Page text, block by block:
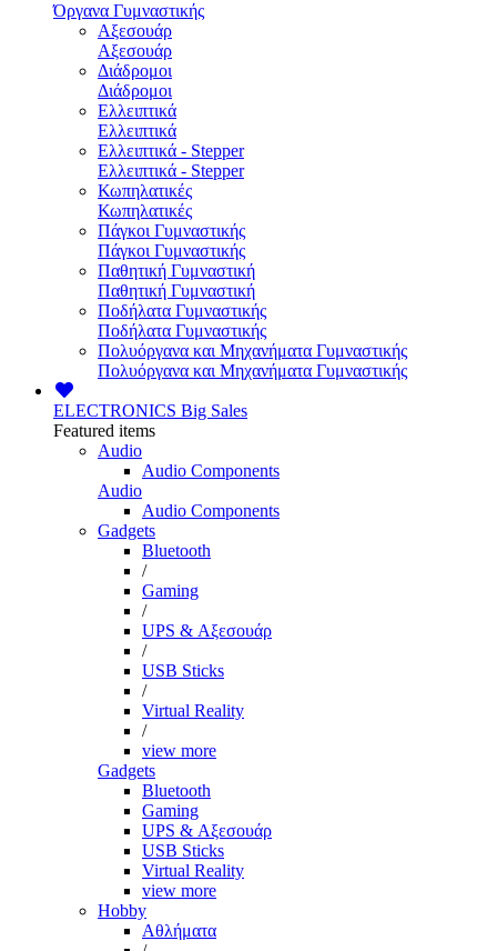
Όργανα Γυμναστικής
Αξεσουάρ
Αξεσουάρ
Διάδρομοι
Διάδρομοι
Ελλειπτικά
Ελλειπτικά
Ελλειπτικά - Stepper
Ελλειπτικά - Stepper
Κωπηλατικές
Κωπηλατικές
Πάγκοι Γυμναστικής
Πάγκοι Γυμναστικής
Παθητική Γυμναστική
Παθητική Γυμναστική
Ποδήλατα Γυμναστικής
Ποδήλατα Γυμναστικής
Πολυόργανα και Μηχανήματα Γυμναστικής
Πολυόργανα και Μηχανήματα Γυμναστικής
ELECTRONICS Big Sales
Featured items
Audio
Audio Components
Audio
Audio Components
Gadgets
Bluetooth
/
Gaming
/
UPS & Αξεσουάρ
/
USB Sticks
/
Virtual Reality
/
view more
Gadgets
Bluetooth
Gaming
UPS & Αξεσουάρ
USB Sticks
Virtual Reality
view more
Hobby
Αθλήματα